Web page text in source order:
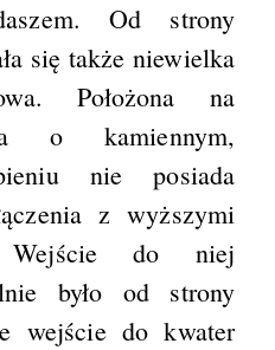
Od strony
się także niewielka
Położona na
o kamiennym,
nie posiada
z wyższymi
Wejście do niej
było od strony
wejście do kwater